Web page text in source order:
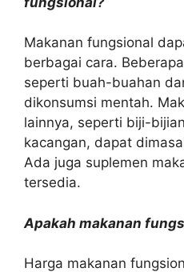
Makanan fungsional
berbagai cara.
seperti buah-buahan
dikonsumsi mentah.
lainnya, seperti biji-
kacangan, dapat
Ada juga suplemen
tersedia.
Apakah makanan
Harga makanan